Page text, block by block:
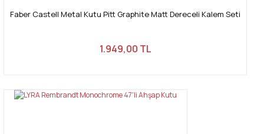
Faber Castell Metal Kutu Pitt Graphite Matt Dereceli Kalem Seti
1.949,00 TL